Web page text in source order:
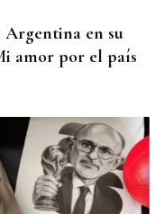
Argentina en su
amor por el país